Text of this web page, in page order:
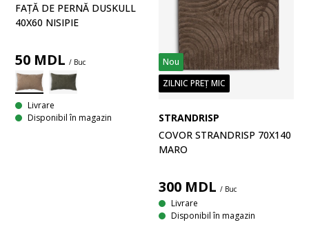
FAȚĂ DE PERNĂ DUSKULL
40X60 NISIPIE
50 MDL / Buc
Livrare
Disponibil în magazin
Nou
ZILNIC PREȚ MIC
STRANDRISP
COVOR STRANDRISP 70X140
MARO
300 MDL / Buc
Livrare
Disponibil în magazin